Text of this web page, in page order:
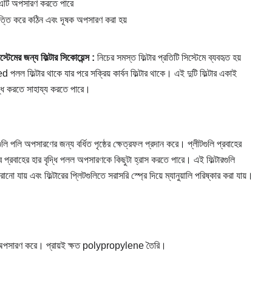
অপসারণ করতে পারে
করে কঠিন এবং দূষক অপসারণ করা হয়
জন্য ফিল্টার সিকোয়েন্স : নিচের সমস্ত ফিল্টার প্রতিটি সিস্টেমে ব্যবহৃত হয়
ফিল্টার থাকে যার পরে সক্রিয় কার্বন ফিল্টার থাকে। এই দুটি ফিল্টার একাই
করতে সাহায্য করতে পারে।
পলি অপসারণের জন্য বর্ধিত পৃষ্ঠের ক্ষেত্রফল প্রদান করে। প্লীটগুলি প্রবাহের
হার বৃদ্ধি পলল অপসারণকে কিছুটা হ্রাস করতে পারে। এই ফিল্টারগুলি
যায় এবং ফিল্টারের প্লিটগুলিতে সরাসরি স্প্রে দিয়ে ম্যানুয়ালি পরিষ্কার করা যায়।
করে। প্রায়ই ক্ষত polypropylene তৈরি।